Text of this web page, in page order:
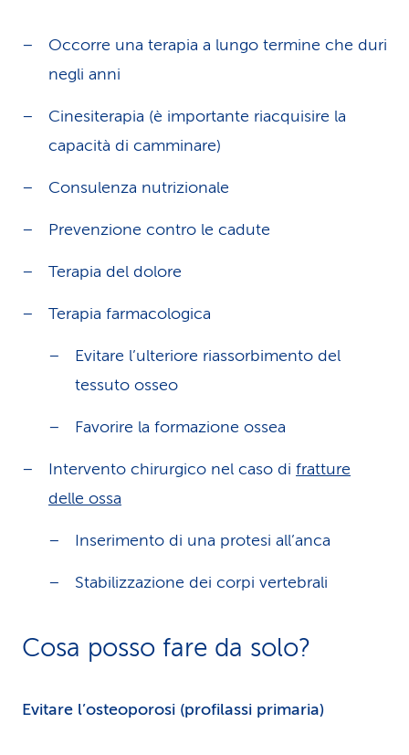
Occorre una terapia a lungo termine che duri
negli anni
Cinesiterapia (è importante riacquisire la
capacità di camminare)
Consulenza nutrizionale
Prevenzione contro le cadute
Terapia del dolore
Terapia farmacologica
Evitare l’ulteriore riassorbimento del
tessuto osseo
Favorire la formazione ossea
Intervento chirurgico nel caso di fratture
delle ossa
Inserimento di una protesi all’anca
Stabilizzazione dei corpi vertebrali
Cosa posso fare da solo?
Evitare l’osteoporosi (profilassi primaria)